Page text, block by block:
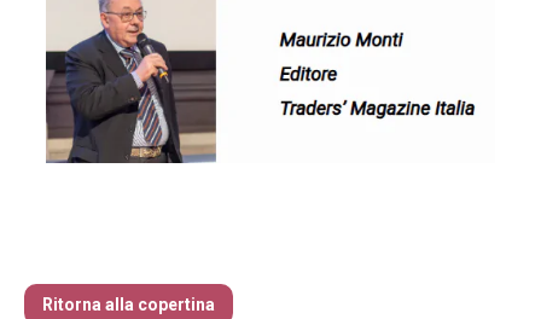
Ritorna alla copertina